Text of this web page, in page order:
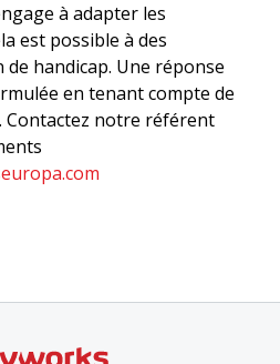
à adapter les
est possible à des
handicap. Une réponse
en tenant compte de
Contactez notre référent